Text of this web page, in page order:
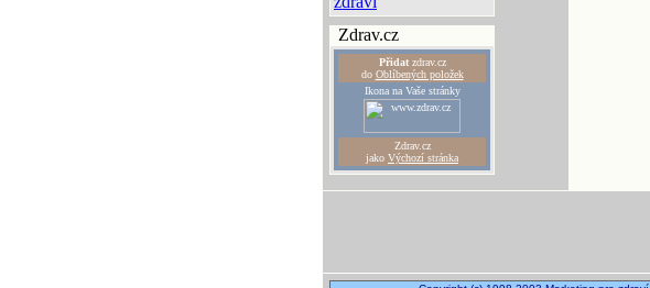
Zdrav.cz
Přidatzdrav.cz
do Oblíbených položek
Ikona na Vaše stránky
Zdrav.cz
jako Výchozí stránka